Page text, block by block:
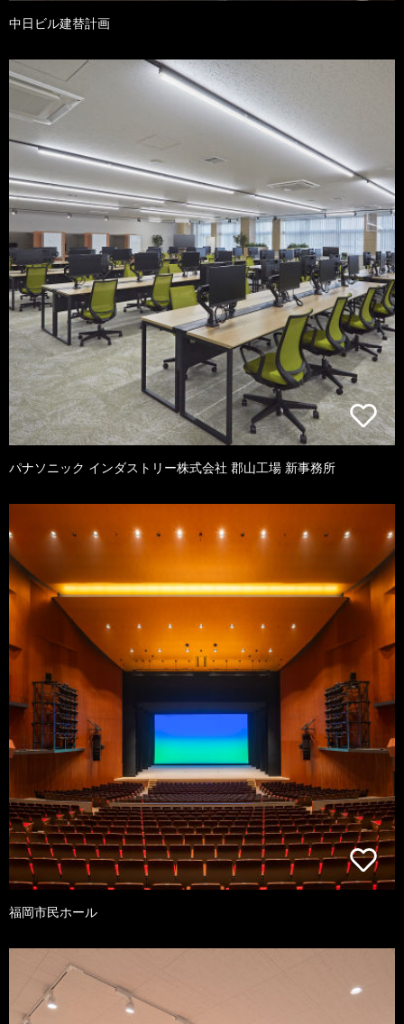
中日ビル建替計画
パナソニック インダストリー株式会社 郡山工場 新事務所
福岡市民ホール